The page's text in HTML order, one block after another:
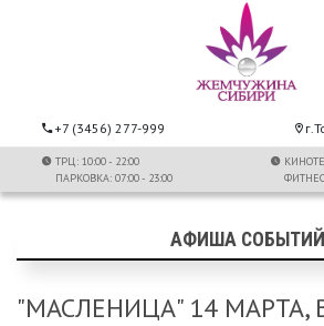
+7 (3456) 277-999
ТРЦ: 10:00 - 22:00
ПАРКОВКА: 07:00 - 23:00
АФИША СОБЫТИЙ
"МАСЛЕНИЦА" 14 МАРТА,